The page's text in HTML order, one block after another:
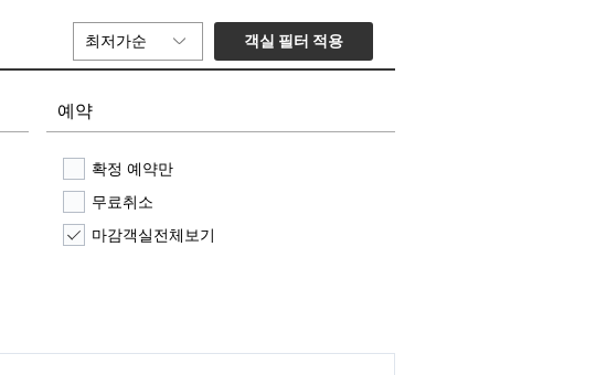
최저가순 객실 필터 적용
예약
확정 예약만
무료취소
마감객실전체보기